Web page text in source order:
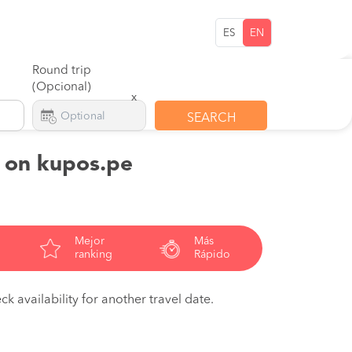
ES EN
Round trip
(Opcional)
x
SEARCH
kupos.pe
Mejor
ranking
Más
Rápido
availability for another travel date.